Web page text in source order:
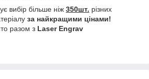
вибір більше ніж 350шт. різних
за найкращими цінами!
разом з Laser Engrav